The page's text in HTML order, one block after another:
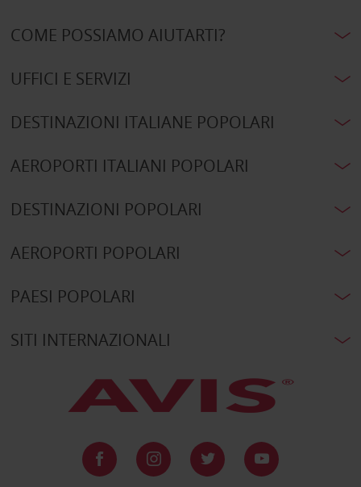
COME POSSIAMO AIUTARTI?
UFFICI E SERVIZI
DESTINAZIONI ITALIANE POPOLARI
AEROPORTI ITALIANI POPOLARI
DESTINAZIONI POPOLARI
AEROPORTI POPOLARI
PAESI POPOLARI
SITI INTERNAZIONALI